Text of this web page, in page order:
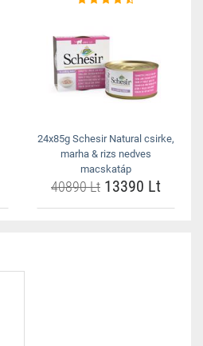
24x85g Schesir Natural csirke,
marha & rizs nedves
macskatáp
40890 Lt 13390 Lt